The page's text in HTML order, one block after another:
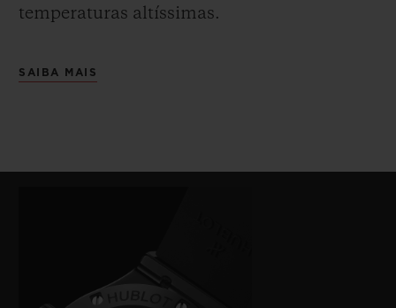
temperaturas altíssimas.
SAIBA MAIS